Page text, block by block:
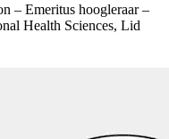
– Emeritus hoogleraar –
Health Sciences, Lid